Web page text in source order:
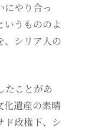
にやり合っ
いうもののよ
、シリア人の
たことがあ
化遺産の素晴
ド政権下、シ